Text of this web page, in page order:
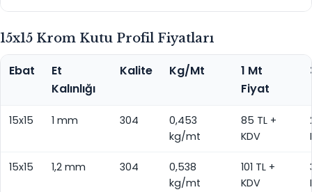
15x15 Krom Kutu Profil Fiyatları
Ebat
Et
Kalınlığı
Kalite Kg/Mt
1 Mt
Fiyat
15x15 1 mm 304
0,453
kg/mt
85 TL +
KDV
15x15 1,2 mm 304
0,538
kg/mt
101 TL +
KDV